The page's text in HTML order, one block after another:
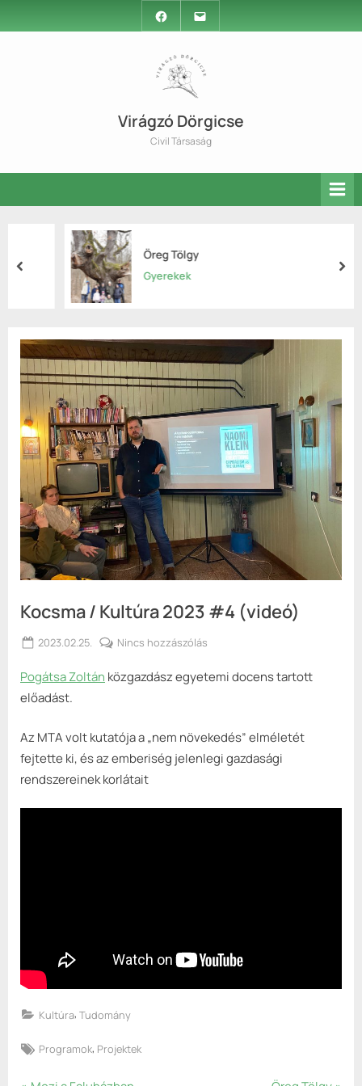
to
Facebook
Email
Virágzó Dörgicse
Civil Társaság
Öreg Tölgy
Gyerekek
prev
Kocsma / Kultúra 2023 #4 (videó)
Posted
2023.02.25.
György
Nincs hozzászólás
/
#4
bejegyzéshez
Pogátsa Zoltán közgazdász egyetemi docens tartott
előadást.
Az MTA volt kutatója a „nem növekedés” elméletét
fejtette ki, és az emberiség jelenlegi gazdasági
rendszereinek korlátait
Kultúra, Tudomány
Tags:
Programok, Projektek